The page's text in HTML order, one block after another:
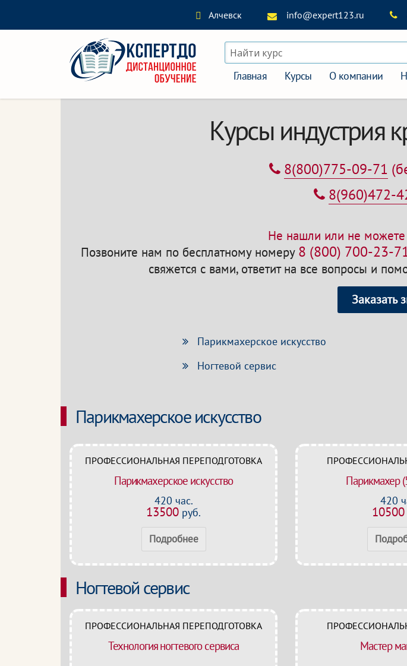
Алчевск info@expert123.ru
Найти курс
Главная Курсы О компании
Курсы индустрия
8(800)775-09-71
8(960)472-
Не нашли или не
Позвоните нам по бесплатному номеру 8 (800) 700-23-
свяжется с вами, ответит на все вопросы и
Заказать
Парикмахерское искусство
Ногтевой сервис
Парикмахерское искусство
ПРОФЕССИОНАЛЬНАЯ ПЕРЕПОДГОТОВКА
Парикмахерское искусство
420 час.
13500 руб.
Подробнее
Парикмахер
420
10500
Ногтевой сервис
ПРОФЕССИОНАЛЬНАЯ ПЕРЕПОДГОТОВКА
Технология ногтевого сервиса Мастер